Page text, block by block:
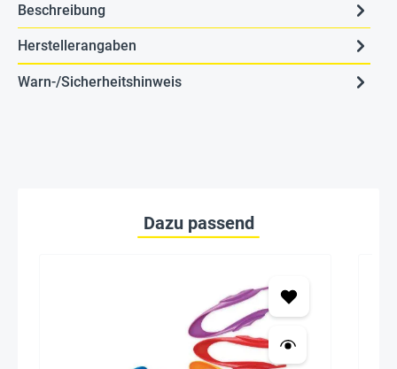
Beschreibung
Herstellerangaben
Warn-/Sicherheitshinweis
Dazu passend